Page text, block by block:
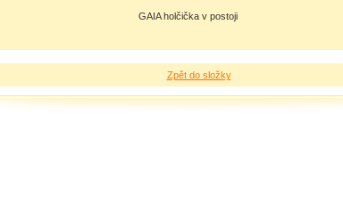
GAIA holčička v postoji
Zpět do složky